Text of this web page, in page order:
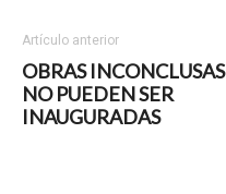
Artículo anterior
OBRAS INCONCLUSAS
NO PUEDEN SER
INAUGURADAS